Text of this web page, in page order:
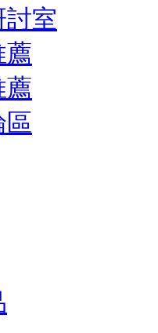
室
薦
薦
區